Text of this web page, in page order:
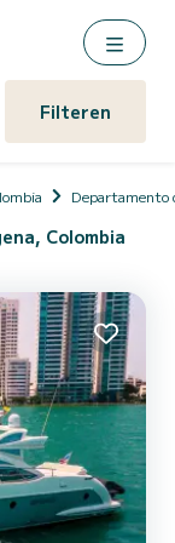
Filteren
Departamento
Colombia